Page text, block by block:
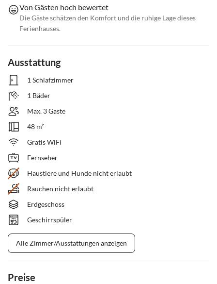
Von Gästen hoch bewertet
Die Gäste schätzen den Komfort und die ruhige Lage dieses
Ferienhauses.
Ausstattung
1 Schlafzimmer
1 Bäder
Max. 3 Gäste
48 m²
Gratis WiFi
Fernseher
Haustiere und Hunde nicht erlaubt
Rauchen nicht erlaubt
Erdgeschoss
Geschirrspüler
Alle Zimmer/Ausstattungen anzeigen
Preise